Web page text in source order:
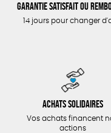
Garantie satisfait ou
14 jours pour changer
Achats solidaires
Vos achats financent
actions